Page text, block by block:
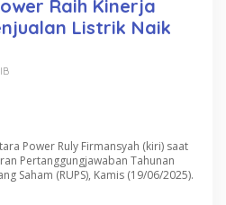
Raih Kinerja
Listrik Naik
Power Ruly Firmansyah (kiri) saat
Pertanggungjawaban Tahunan
Saham (RUPS), Kamis (19/06/2025).